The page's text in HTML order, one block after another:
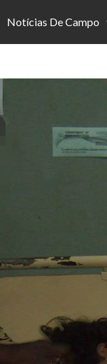
Notícias De Campo